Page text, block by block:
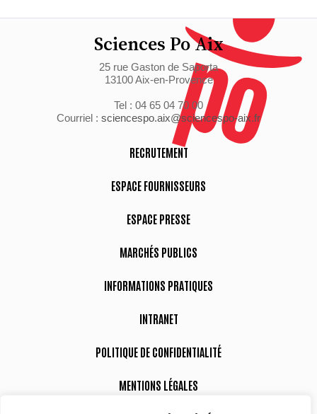
Sciences Po Aix
25 rue Gaston de Saporta
13100 Aix-en-Provence
Tel : 04 65 04 70 00
Courriel : sciencespo.aix@sciencespo-aix.fr
RECRUTEMENT
ESPACE FOURNISSEURS
ESPACE PRESSE
MARCHÉS PUBLICS
INFORMATIONS PRATIQUES
INTRANET
POLITIQUE DE CONFIDENTIALITÉ
MENTIONS LÉGALES